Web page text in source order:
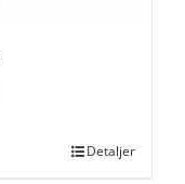
Detaljer